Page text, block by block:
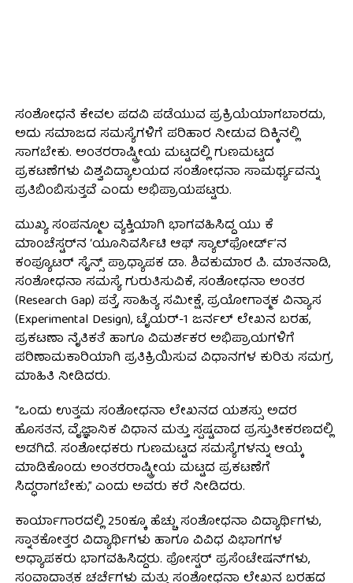
ಸಂಶೋಧನೆ ಕೇವಲ ಪದವಿ ಪಡೆಯುವ ಪ್ರಕ್ರಿಯೆಯಾಗಬಾರದು,
ಅದು ಸಮಾಜದ ಸಮಸ್ಯೆಗಳಿಗೆ ಪರಿಹಾರ ನೀಡುವ ದಿಕ್ಕಿನಲ್ಲಿ
ಸಾಗಬೇಕು. ಅಂತರರಾಷ್ಟ್ರೀಯ ಮಟ್ಟದಲ್ಲಿ ಗುಣಮಟ್ಟದ
ಪ್ರಕಟಣೆಗಳು ವಿಶ್ವವಿದ್ಯಾಲಯದ ಸಂಶೋಧನಾ ಸಾಮರ್ಥ್ಯವನ್ನು
ಪ್ರತಿಬಿಂಬಿಸುತ್ತವೆ ಎಂದು ಅಭಿಪ್ರಾಯಪಟ್ಟರು.
ಮುಖ್ಯ ಸಂಪನ್ಮೂಲ ವ್ಯಕ್ತಿಯಾಗಿ ಭಾಗವಹಿಸಿದ್ದ ಯು ಕೆ
ಮಾಂಚೆಸ್ಟರ್‌ನ ‘ಯೂನಿವರ್ಸಿಟಿ ಆಫ್ ಸ್ಯಾಲ್‌ಫೋರ್ಡ್’ನ
ಕಂಪ್ಯೂಟರ್ ಸೈನ್ಸ್ ಪ್ರಾಧ್ಯಾಪಕ ಡಾ. ಶಿವಕುಮಾರ ಪಿ. ಮಾತನಾಡಿ,
ಸಂಶೋಧನಾ ಸಮಸ್ಯೆ ಗುರುತಿಸುವಿಕೆ, ಸಂಶೋಧನಾ ಅಂತರ
(Research Gap) ಪತ್ತೆ, ಸಾಹಿತ್ಯ ಸಮೀಕ್ಷೆ, ಪ್ರಯೋಗಾತ್ಮಕ ವಿನ್ಯಾಸ
(Experimental Design), ಟೈಯರ್-1 ಜರ್ನಲ್ ಲೇಖನ ಬರಹ,
ಪ್ರಕಟಣಾ ನೈತಿಕತೆ ಹಾಗೂ ವಿಮರ್ಶಕರ ಅಭಿಪ್ರಾಯಗಳಿಗೆ
ಪರಿಣಾಮಕಾರಿಯಾಗಿ ಪ್ರತಿಕ್ರಿಯಿಸುವ ವಿಧಾನಗಳ ಕುರಿತು ಸಮಗ್ರ
ಮಾಹಿತಿ ನೀಡಿದರು.
“ಒಂದು ಉತ್ತಮ ಸಂಶೋಧನಾ ಲೇಖನದ ಯಶಸ್ಸು ಅದರ
ಹೊಸತನ, ವೈಜ್ಞಾನಿಕ ವಿಧಾನ ಮತ್ತು ಸ್ಪಷ್ಟವಾದ ಪ್ರಸ್ತುತೀಕರಣದಲ್ಲಿ
ಅಡಗಿದೆ. ಸಂಶೋಧಕರು ಗುಣಮಟ್ಟದ ಸಮಸ್ಯೆಗಳನ್ನು ಆಯ್ಕೆ
ಮಾಡಿಕೊಂಡು ಅಂತರರಾಷ್ಟ್ರೀಯ ಮಟ್ಟದ ಪ್ರಕಟಣೆಗೆ
ಸಿದ್ಧರಾಗಬೇಕು,” ಎಂದು ಅವರು ಕರೆ ನೀಡಿದರು.
ಕಾರ್ಯಾಗಾರದಲ್ಲಿ 250ಕ್ಕೂ ಹೆಚ್ಚು ಸಂಶೋಧನಾ ವಿದ್ಯಾರ್ಥಿಗಳು,
ಸ್ನಾತಕೋತ್ತರ ವಿದ್ಯಾರ್ಥಿಗಳು ಹಾಗೂ ವಿವಿಧ ವಿಭಾಗಗಳ
ಅಧ್ಯಾಪಕರು ಭಾಗವಹಿಸಿದ್ದರು. ಪೋಸ್ಟರ್ ಪ್ರಸೆಂಟೇಷನ್‌ಗಳು,